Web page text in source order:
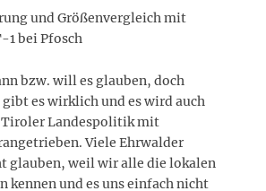
bzw. will es glauben, doch
gibt es wirklich und es wird auch
Tiroler Landespolitik mit
Viele Ehrwalder
glauben, weil wir alle die lokalen
kennen und es uns einfach nicht